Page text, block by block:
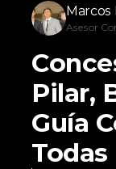
Marcos
Asesor
Pilar,
Guía
Todas